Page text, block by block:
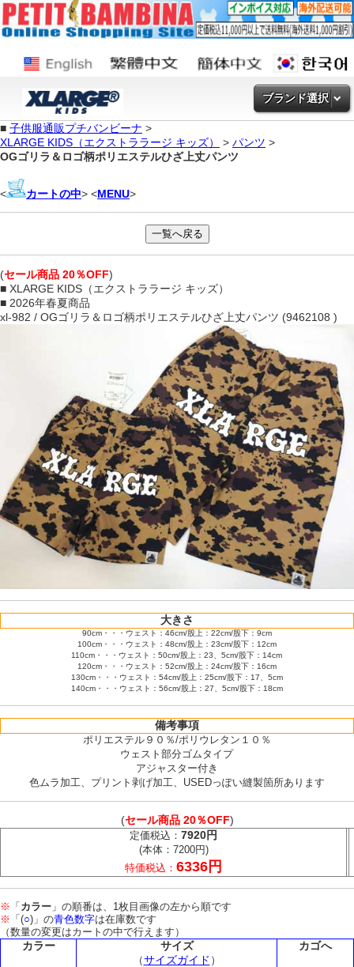
ブランド選択
■ 子供服通販プチバンビーナ >
XLARGE KIDS（エクストララージ キッズ）
> パンツ >
OGゴリラ＆ロゴ柄ポリエステルひざ上丈パンツ
< カートの中> <MENU>
(セール商品 20％OFF)
■ XLARGE KIDS（エクストララージ キッズ）
■ 2026年春夏商品
xl-982 / OGゴリラ＆ロゴ柄ポリエステルひざ上丈パンツ (9462108 )
大きさ
90cm・・・ウェスト：46cm/股上：22cm/股下：9cm
100cm・・・ウェスト：48cm/股上：23cm/股下：12cm
110cm・・・ウェスト：50cm/股上：23、5cm/股下：14cm
120cm・・・ウェスト：52cm/股上：24cm/股下：16cm
130cm・・・ウェスト：54cm/股上：25cm/股下：17、5cm
140cm・・・ウェスト：56cm/股上：27、5cm/股下：18cm
備考事項
ポリエステル９０％/ポリウレタン１０％
ウェスト部分ゴムタイプ
アジャスター付き
色ムラ加工、プリント剥げ加工、USEDっぽい縫製箇所あります
(セール商品 20％OFF)
定価税込： 7920円
(本体：7200円)
特価税込： 6336円
※ 「カラー 」の順番は、1枚目画像の左から順です
※ 「(○)」の青色数字は在庫数です
（数量の変更はカートの中で行えます）
カラー
サイズ
（サイズガイド ）
カゴへ